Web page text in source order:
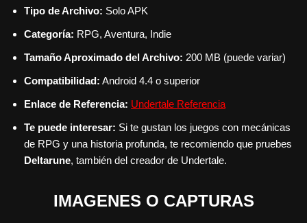
Tipo de Archivo: Solo APK
Categoría: RPG, Aventura, Indie
Tamaño Aproximado del Archivo: 200 MB (puede variar)
Compatibilidad: Android 4.4 o superior
Enlace de Referencia: Undertale Referencia
Te puede interesar: Si te gustan los juegos con mecánicas
de RPG y una historia profunda, te recomiendo que pruebes
Deltarune, también del creador de Undertale.
IMAGENES O CAPTURAS